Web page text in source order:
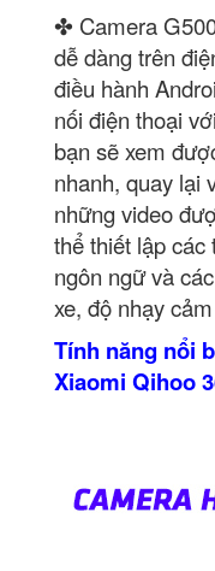
✤ Camera
dễ dàng trên
điều hành
nối điện thoại
bạn sẽ xem
nhanh, quay lại
những video
thể thiết lập các
ngôn ngữ và
xe, độ nhạy
Tính năng nổi
Xiaomi Qihoo